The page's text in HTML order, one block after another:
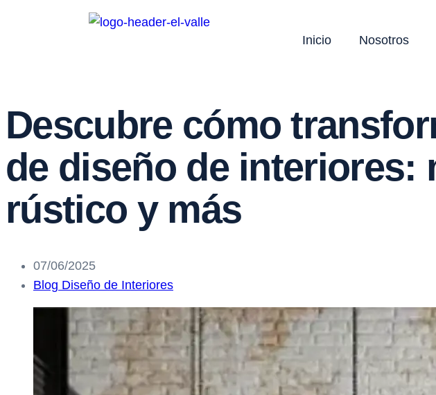
Inicio Nosotros
Descubre cómo
de diseño de
rústico y más
07/06/2025
Blog Diseño de Interiores